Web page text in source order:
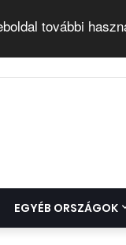
további
EGYÉB ORSZÁGOK